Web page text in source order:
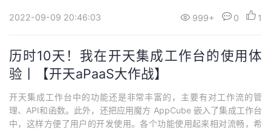
2022-09-09 20:46:03 999+ 0 1
历时10天！我在开天集成工作台的使用体
验丨【开天aPaaS大作战】
开天集成工作台中的功能还是非常丰富的，主要有对工作流的管
理、API和函数。此外，还把应用魔方 AppCube 嵌入了集成工作台
中，这样方便了用户的开发使用。各个功能使用起来相对流畅，希